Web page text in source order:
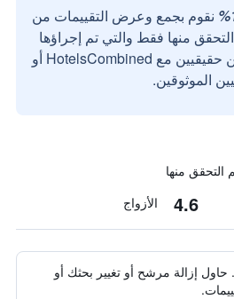
نقوم بجمع وعرض التقييمات من
منها فقط والتي تم إجراؤها
بواسطة مستخدمين حقيقيين مع HotelsCombined أو
الموثوقين.
4.6 الأزواج
حاول إزالة مرشح أو تغيير بحثك أو